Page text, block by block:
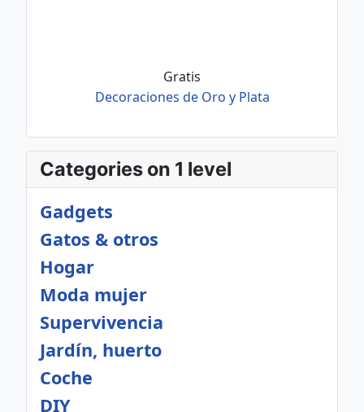
Gratis
Decoraciones de Oro y Plata
Categories on 1 level
Gadgets
Gatos & otros
Hogar
Moda mujer
Supervivencia
Jardín, huerto
Coche
DIY